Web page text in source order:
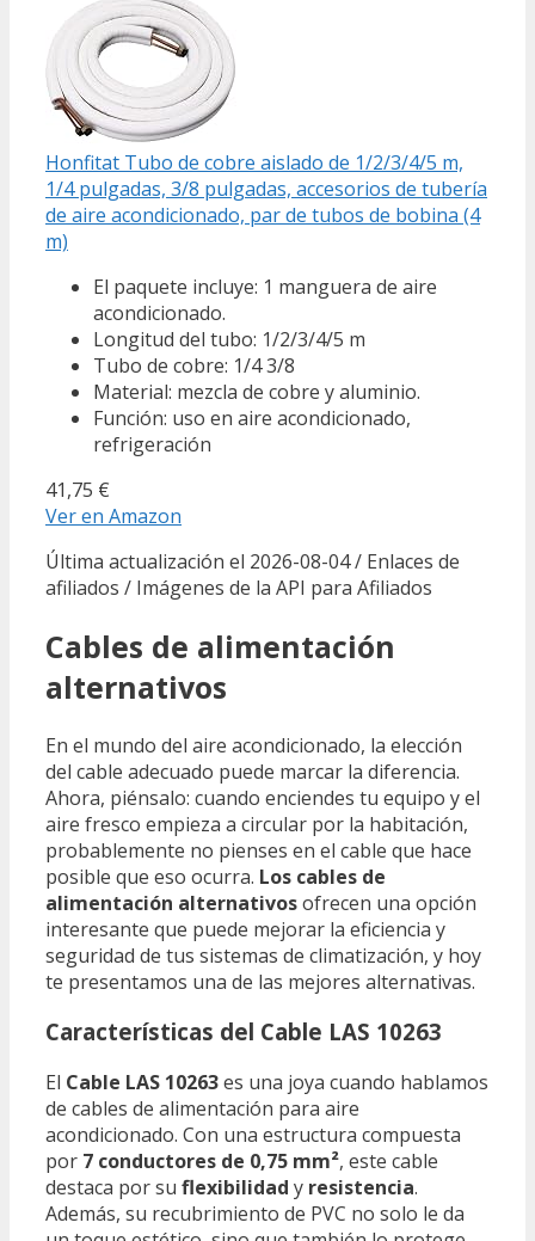
Honfitat Tubo de cobre aislado de 1/2/3/4/5 m,
1/4 pulgadas, 3/8 pulgadas, accesorios de tubería
de aire acondicionado, par de tubos de bobina (4
m)
El paquete incluye: 1 manguera de aire
acondicionado.
Longitud del tubo: 1/2/3/4/5 m
Tubo de cobre: 1/4 3/8
Material: mezcla de cobre y aluminio.
Función: uso en aire acondicionado,
refrigeración
41,75 €
Ver en Amazon
Última actualización el 2026-08-04 / Enlaces de
afiliados / Imágenes de la API para Afiliados
Cables de alimentación
alternativos
En el mundo del aire acondicionado, la elección
del cable adecuado puede marcar la diferencia.
Ahora, piénsalo: cuando enciendes tu equipo y el
aire fresco empieza a circular por la habitación,
probablemente no pienses en el cable que hace
posible que eso ocurra. Los cables de
alimentación alternativosofrecen una opción
interesante que puede mejorar la eficiencia y
seguridad de tus sistemas de climatización, y hoy
te presentamos una de las mejores alternativas.
Características del Cable LAS 10263
El Cable LAS 10263es una joya cuando hablamos
de cables de alimentación para aire
acondicionado. Con una estructura compuesta
por 7 conductores de 0,75 mm², este cable
destaca por su flexibilidad y resistencia.
Además, su recubrimiento de PVC no solo le da